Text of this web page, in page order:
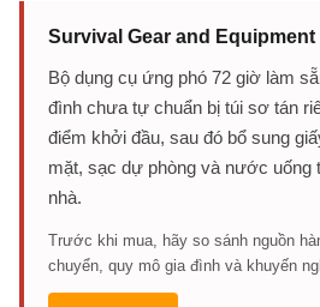
Survival Gear and Equipment
Bộ dụng cụ ứng phó 72 giờ làm
đình chưa tự chuẩn bị túi sơ tán
điểm khởi đầu, sau đó bổ sung
mặt, sạc dự phòng và nước uống
nhà.
Trước khi mua, hãy so sánh nguồn
chuyển, quy mô gia đình và khuyến